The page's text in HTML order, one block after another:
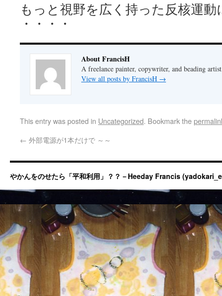
もっと視野を広く持った反核運
・・・・
About FrancisH
A freelance painter, copywriter, and beading artist
View all posts by FrancisH →
This entry was posted in Uncategorized. Bookmark the
← 外部電源が1本だけで ～～
やかんをのせたら「平和利用」？？－Heeday Francis